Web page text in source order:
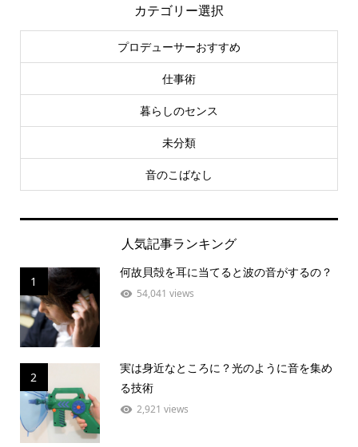
カテゴリー選択
プロデューサーおすすめ
仕事術
暮らしのセンス
未分類
音のこばなし
人気記事ランキング
1
何故貝殻を耳に当てると波の音がするの？
54,041 views
2
実は身近なところに？光のように音を集め
る技術
2,921 views